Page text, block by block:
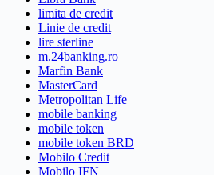
limita de credit
Linie de credit
lire sterline
m.24banking.ro
Marfin Bank
MasterCard
Metropolitan Life
mobile banking
mobile token
mobile token BRD
Mobilo Credit
Mobilo IFN